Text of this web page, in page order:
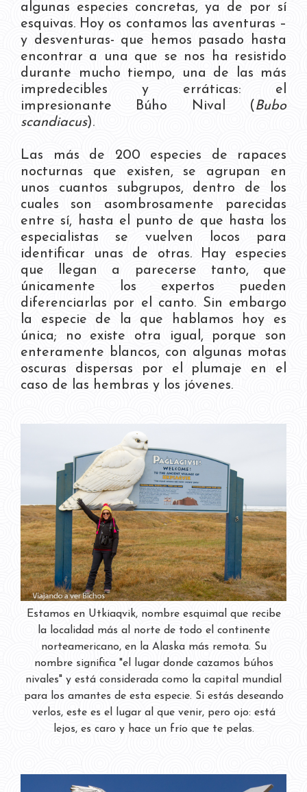
algunas especies concretas, ya de por sí
esquivas. Hoy os contamos las aventuras –
y desventuras- que hemos pasado hasta
encontrar a una que se nos ha resistido
durante mucho tiempo, una de las más
impredecibles y erráticas: el
impresionante Búho Nival ( Bubo
scandiacus).
Las más de 200 especies de rapaces
nocturnas que existen, se agrupan en
unos cuantos subgrupos, dentro de los
cuales son asombrosamente parecidas
entre sí, hasta el punto de que hasta los
especialistas se vuelven locos para
identificar unas de otras. Hay especies
que llegan a parecerse tanto, que
únicamente los expertos pueden
diferenciarlas por el canto. Sin embargo
la especie de la que hablamos hoy es
única; no existe otra igual, porque son
enteramente blancos, con algunas motas
oscuras dispersas por el plumaje en el
caso de las hembras y los jóvenes.
Estamos en Utkiaqvik, nombre esquimal que recibe
la localidad más al norte de todo el continente
norteamericano, en la Alaska más remota. Su
nombre significa "el lugar donde cazamos búhos
nivales" y está considerada como la capital mundial
para los amantes de esta especie. Si estás deseando
verlos, este es el lugar al que venir, pero ojo: está
lejos, es caro y hace un frío que te pelas.